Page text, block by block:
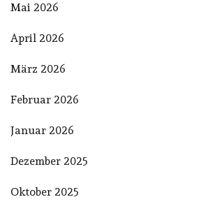
Mai 2026
April 2026
März 2026
Februar 2026
Januar 2026
Dezember 2025
Oktober 2025